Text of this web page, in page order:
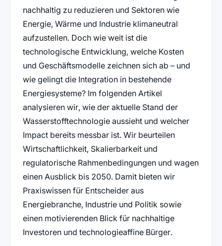
nachhaltig zu reduzieren und Sektoren wie
Energie, Wärme und Industrie klimaneutral
aufzustellen. Doch wie weit ist die
technologische Entwicklung, welche Kosten
und Geschäftsmodelle zeichnen sich ab – und
wie gelingt die Integration in bestehende
Energiesysteme? Im folgenden Artikel
analysieren wir, wie der aktuelle Stand der
Wasserstofftechnologie aussieht und welcher
Impact bereits messbar ist. Wir beurteilen
Wirtschaftlichkeit, Skalierbarkeit und
regulatorische Rahmenbedingungen und wagen
einen Ausblick bis 2050. Damit bieten wir
Praxiswissen für Entscheider aus
Energiebranche, Industrie und Politik sowie
einen motivierenden Blick für nachhaltige
Investoren und technologieaffine Bürger.